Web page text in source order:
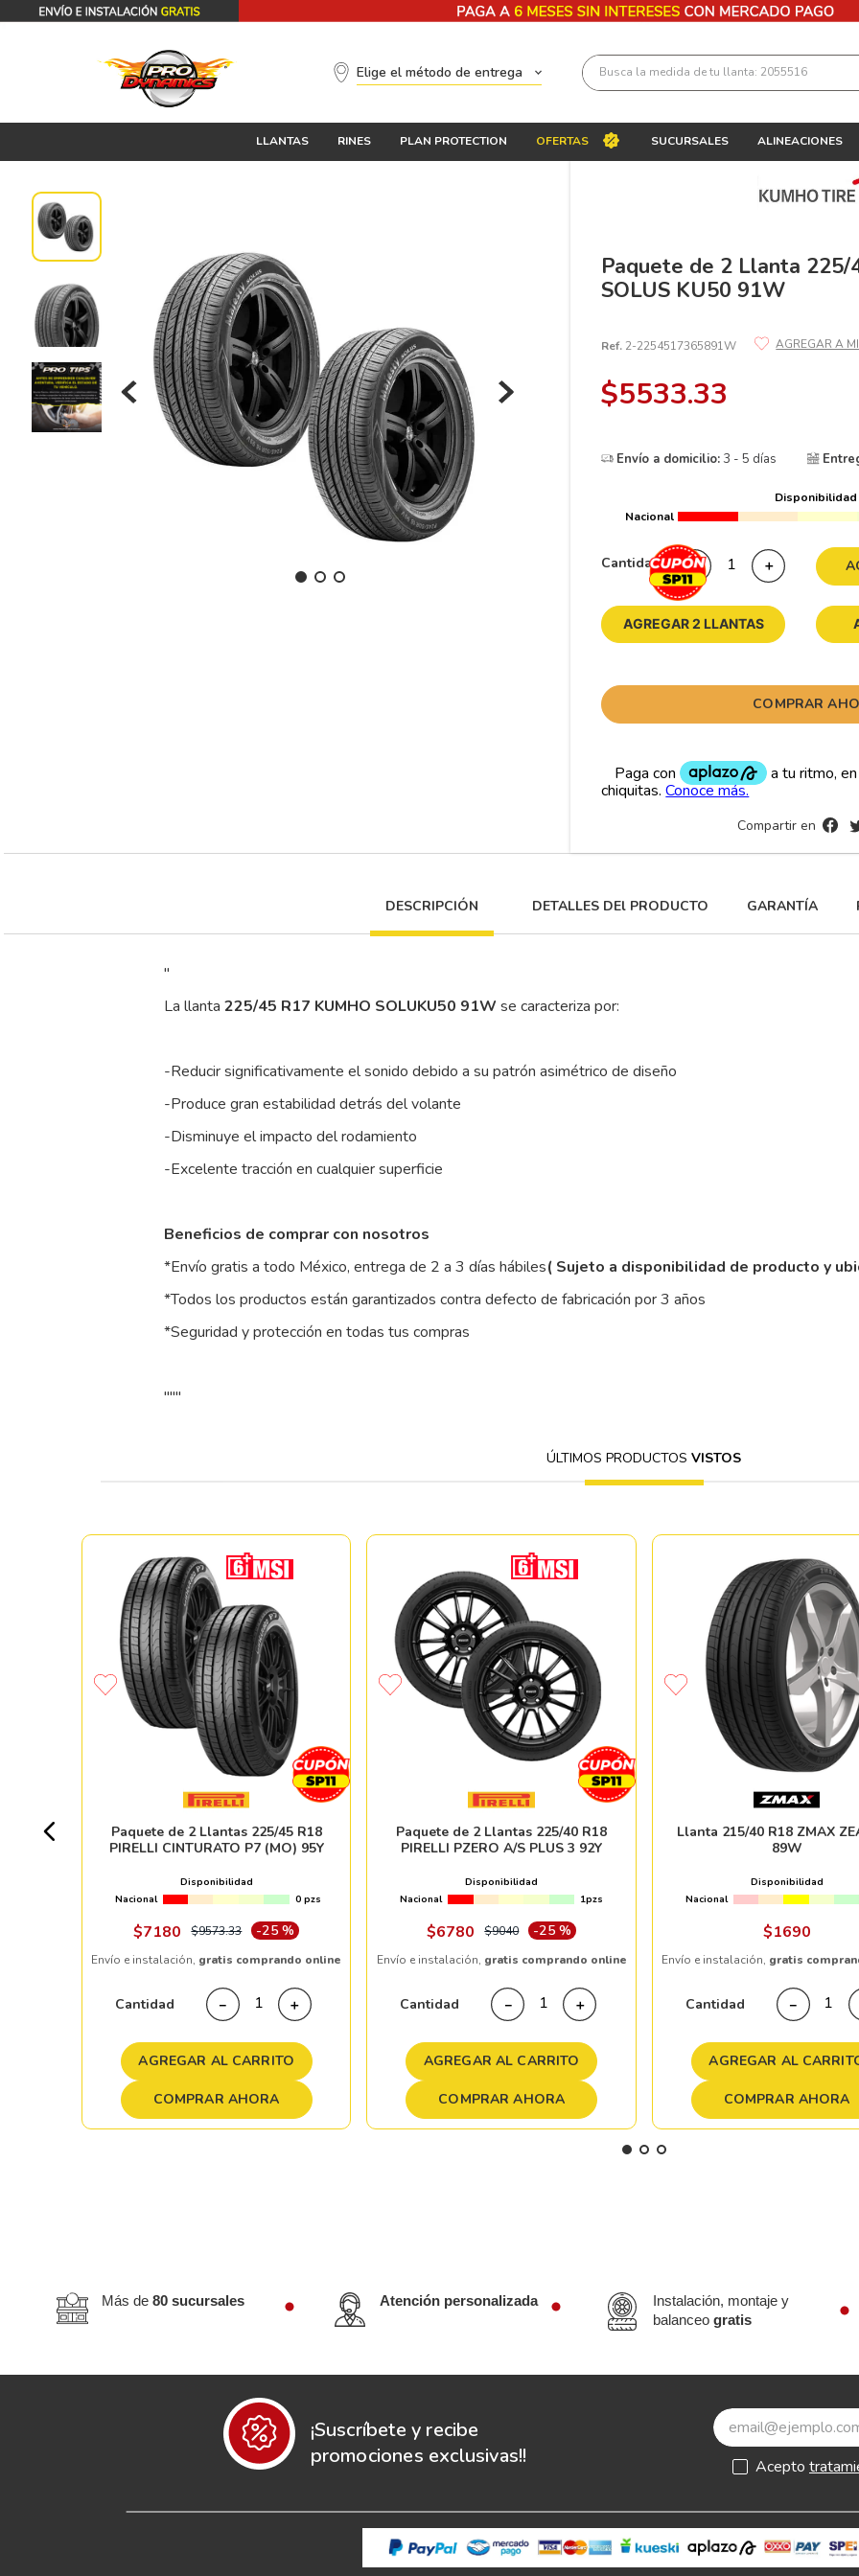
Elige el método de entrega Busca la medida de tu llanta: 2055516
LLANTAS RINES PLAN PROTECTION OFERTAS SUCURSALES ALINEACIONES
Paquete de 2 Llanta 225/
SOLUS KU50 91W
Ref. 2-2254517365891W
$5533.33
Envío a domicilio:3 - 5 días
Disponibilidad
Nacional
Cantidad ＋
－
AGREGAR 2 LLANTAS
COMPRAR
Compartir en
DESCRIPCIÓN DETALLES DEl PRODUCTO GARANTÍA
"
La llanta 225/45 R17 KUMHO SOLUKU50 91W se caracteriza por:
-Reducir significativamente el sonido debido a su patrón asimétrico de diseño
-Produce gran estabilidad detrás del volante
-Disminuye el impacto del rodamiento
-Excelente tracción en cualquier superficie
Beneficios de comprar con nosotros
*Envío gratis a todo México, entrega de 2 a 3 días hábiles( Sujeto a disponibilidad de producto y
*Todos los productos están garantizados contra defecto de fabricación por 3 años
*Seguridad y protección en todas tus compras
"""
ÚLTIMOS PRODUCTOSVISTOS
Paquete de 2 Llantas 225/45 R18
PIRELLI CINTURATO P7 (MO) 95Y
Disponibilidad
Nacional
0 pzs
$7180 $9573.33 -25 %
Envío e instalación, gratis comprando online
Cantidad ＋
－
AGREGAR AL CARRITO
COMPRAR AHORA
Paquete de 2 Llantas 225/40 R18
PIRELLI PZERO A/S PLUS 3 92Y
Disponibilidad
Nacional
1pzs
$6780 $9040 -25 %
Envío e instalación, gratis comprando online
Cantidad ＋
－
AGREGAR AL CARRITO
COMPRAR AHORA
Llanta 215/40 R18 ZMAX
89W
Disponibilidad
Nacional
$1690
Envío e instalación, gratis
Cantidad －
AGREGAR AL
COMPRAR AHORA
Más de 80 sucursales Atención personalizada
Instalación, montaje y
balanceogratis
¡Suscríbete y recibe
promociones exclusivas!!
Acepto
Términos más buscados
195 65 15